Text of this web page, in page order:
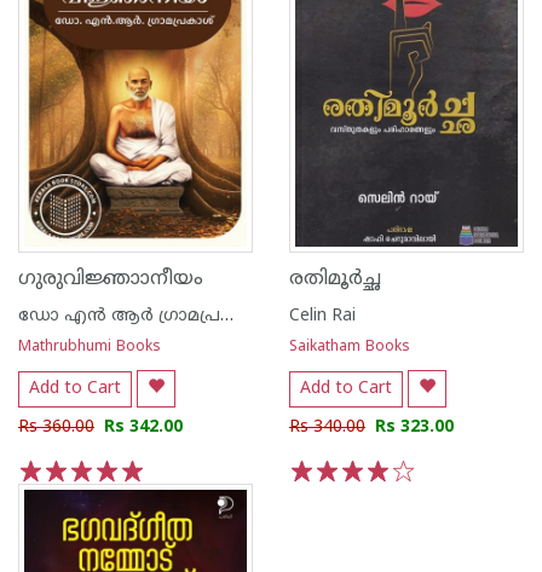
ഗുരുവിജ്ഞാാനീയം
ഡോ എന്‍ ആര്‍ ഗ്രാമപ്രകാശ്
Mathrubhumi Books
Add to Cart
Rs 360.00 Rs 342.00
5
4
3
2
1
രതിമൂർച്ഛ
Celin Rai
Saikatham Books
Add to Cart
Rs 340.00 Rs 323.00